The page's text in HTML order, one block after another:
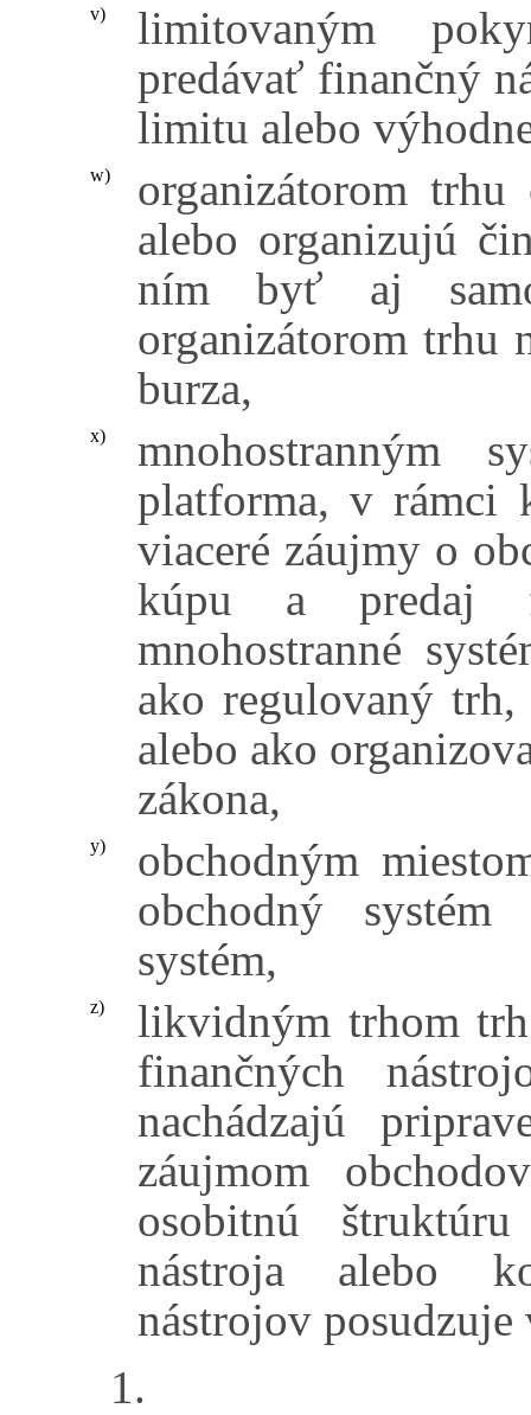
v)
limitovaným
predávať finančný
limitu alebo
w)
organizátorom
alebo organizujú
ním byť aj
organizátorom trhu
burza,
x)
mnohostranným
platforma, v rámci
viaceré záujmy o
kúpu a predaj
mnohostranné
ako regulovaný trh,
alebo ako
zákona,
y)
obchodným
obchodný systém
systém,
z)
likvidným trhom
finančných
nachádzajú
záujmom
osobitnú
nástroja alebo
nástrojov
1.